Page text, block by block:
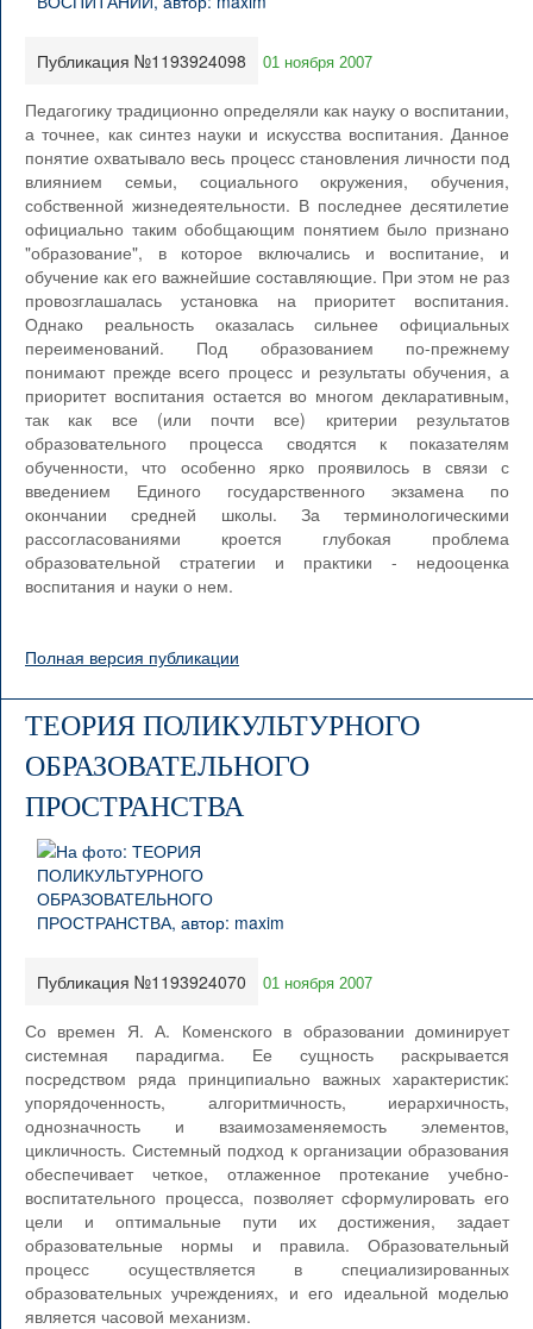
Публикация №1193924098 01 ноября 2007
Педагогику традиционно определяли как науку о воспитании,
а точнее, как синтез науки и искусства воспитания. Данное
понятие охватывало весь процесс становления личности под
влиянием семьи, социального окружения, обучения,
собственной жизнедеятельности. В последнее десятилетие
официально таким обобщающим понятием было признано
"образование", в которое включались и воспитание, и
обучение как его важнейшие составляющие. При этом не раз
провозглашалась установка на приоритет воспитания.
Однако реальность оказалась сильнее официальных
переименований. Под образованием по-прежнему
понимают прежде всего процесс и результаты обучения, а
приоритет воспитания остается во многом декларативным,
так как все (или почти все) критерии результатов
образовательного процесса сводятся к показателям
обученности, что особенно ярко проявилось в связи с
введением Единого государственного экзамена по
окончании средней школы. За терминологическими
рассогласованиями кроется глубокая проблема
образовательной стратегии и практики - недооценка
воспитания и науки о нем.
Полная версия публикации
ТЕОРИЯ ПОЛИКУЛЬТУРНОГО
ОБРАЗОВАТЕЛЬНОГО
ПРОСТРАНСТВА
Публикация №1193924070 01 ноября 2007
Со времен Я. А. Коменского в образовании доминирует
системная парадигма. Ее сущность раскрывается
посредством ряда принципиально важных характеристик:
упорядоченность, алгоритмичность, иерархичность,
однозначность и взаимозаменяемость элементов,
цикличность. Системный подход к организации образования
обеспечивает четкое, отлаженное протекание учебно-
воспитательного процесса, позволяет сформулировать его
цели и оптимальные пути их достижения, задает
образовательные нормы и правила. Образовательный
процесс осуществляется в специализированных
образовательных учреждениях, и его идеальной моделью
является часовой механизм.